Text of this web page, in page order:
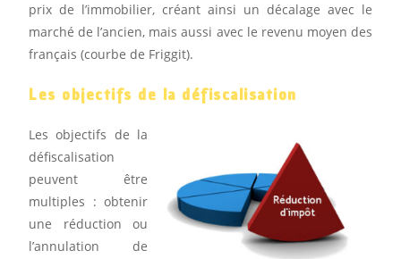
prix de l’immobilier, créant ainsi un décalage avec le
marché de l’ancien, mais aussi avec le revenu moyen des
français (courbe de Friggit).
Les objectifs de la défiscalisation
Les objectifs de la
défiscalisation
peuvent être
multiples : obtenir
une réduction ou
l’annulation de